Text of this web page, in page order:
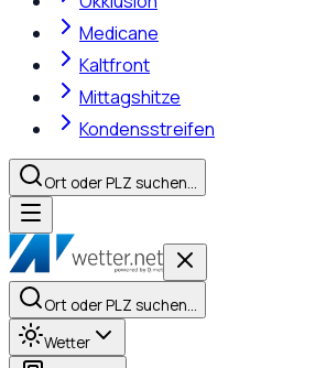
Medicane
Kaltfront
Mittagshitze
Kondensstreifen
Ort oder PLZ suchen…
Ort oder PLZ suchen…
Wetter